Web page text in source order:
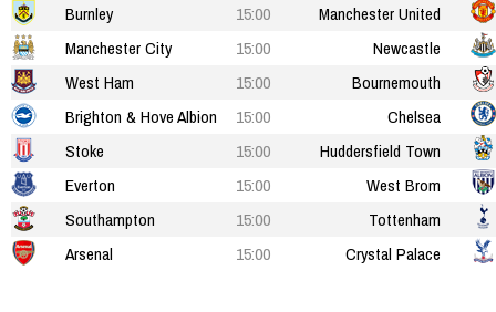
Burnley
15:00
Manchester United
Manchester City
15:00
Newcastle
West Ham
15:00
Bournemouth
Brighton & Hove Albion
15:00
Chelsea
Stoke
15:00
Huddersfield Town
Everton
15:00
West Brom
Southampton
15:00
Tottenham
Arsenal
15:00 Crystal Palace